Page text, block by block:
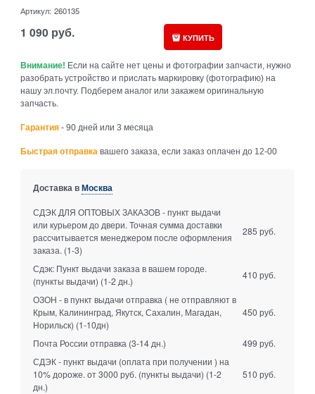
Артикул: 260135
1 090 руб. КУПИТЬ
Внимание! Если на сайте нет цены и фотографии запчасти, нужно
разобрать устройство и прислать маркировку (фотографию) на
нашу эл.почту. Подберем аналог или закажем оригинальную
запчасть.
Гарантия - 90 дней или 3 месяца
Быстрая отправка вашего заказа, если заказ оплачен до 12-00
Доставка вМосква
СДЭК ДЛЯ ОПТОВЫХ ЗАКАЗОВ - пункт выдачи
или курьером до двери. Точная сумма доставки
рассчитывается менеджером после оформления
заказа. (1-3)
285 руб.
Сдэк: Пункт выдачи заказа в вашем городе.
(пункты выдачи) (1-2 дн.)
410 руб.
ОЗОН - в пункт выдачи отправка ( не отправляют в
Крым, Калининград, Якутск, Сахалин, Магадан,
Норильск) (1-10дн)
450 руб.
Почта России отправка (3-14 дн.)
499 руб.
СДЭК - пункт выдачи (оплата при получении ) на
10% дороже. от 3000 руб. (пункты выдачи) (1-2
дн.)
510 руб.